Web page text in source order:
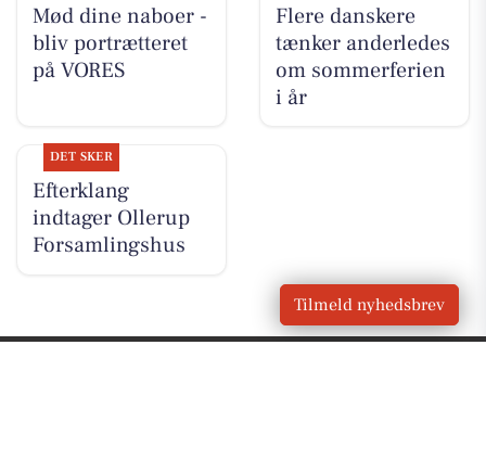
Mød dine naboer -
bliv portrætteret
på VORES
Flere danskere
tænker anderledes
om sommerferien
i år
DET SKER
Efterklang
indtager Ollerup
Forsamlingshus
Tilmeld nyhedsbrev